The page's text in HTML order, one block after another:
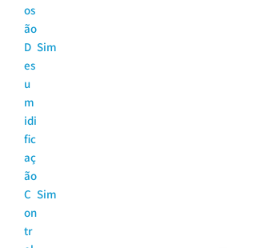
os
ão
D
es
u
m
idi
fic
aç
ão
Sim
C
on
tr
Sim